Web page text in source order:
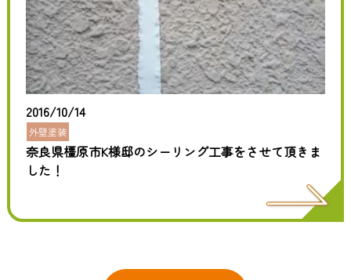
2016/10/14
外壁塗装
奈良県橿原市K様邸のシーリング工事をさせて頂きま
した！